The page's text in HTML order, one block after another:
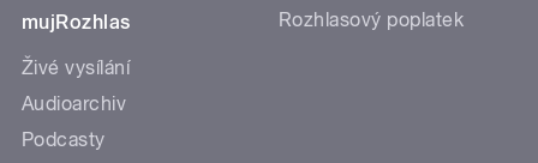
mujRozhlas
Živé vysílání
Audioarchiv
Podcasty
Rozhlasový poplatek